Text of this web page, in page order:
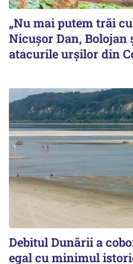
„Nu mai putem trăi
Nicușor Dan, Bolojan
atacurile urșilor din
Debitul Dunării a
egal cu minimul